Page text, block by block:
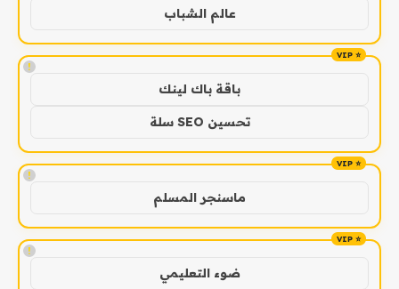
عالم الشباب
!
باقة باك لينك
تحسين SEO سلة
!
ماسنجر المسلم
!
ضوء التعليمي